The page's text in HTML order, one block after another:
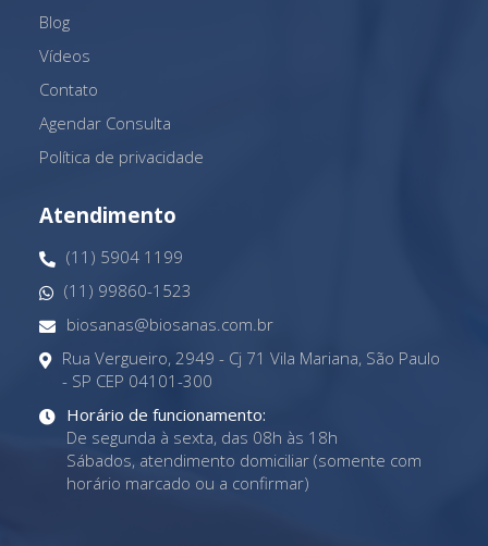
Blog
Vídeos
Contato
Agendar Consulta
Política de privacidade
Atendimento
(11) 5904 1199
(11) 99860-1523
biosanas@biosanas.com.br
Rua Vergueiro, 2949 - Cj 71 Vila Mariana, São Paulo
- SP CEP 04101-300
Horário de funcionamento:
De segunda à sexta, das 08h às 18h
Sábados, atendimento domiciliar (somente com
horário marcado ou a confirmar)